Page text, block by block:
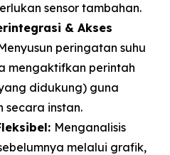
sensor tambahan.
& Akses
peringatan suhu
mengaktifkan perintah
didukung) guna
secara instan.
Menganalisis
melalui grafik,